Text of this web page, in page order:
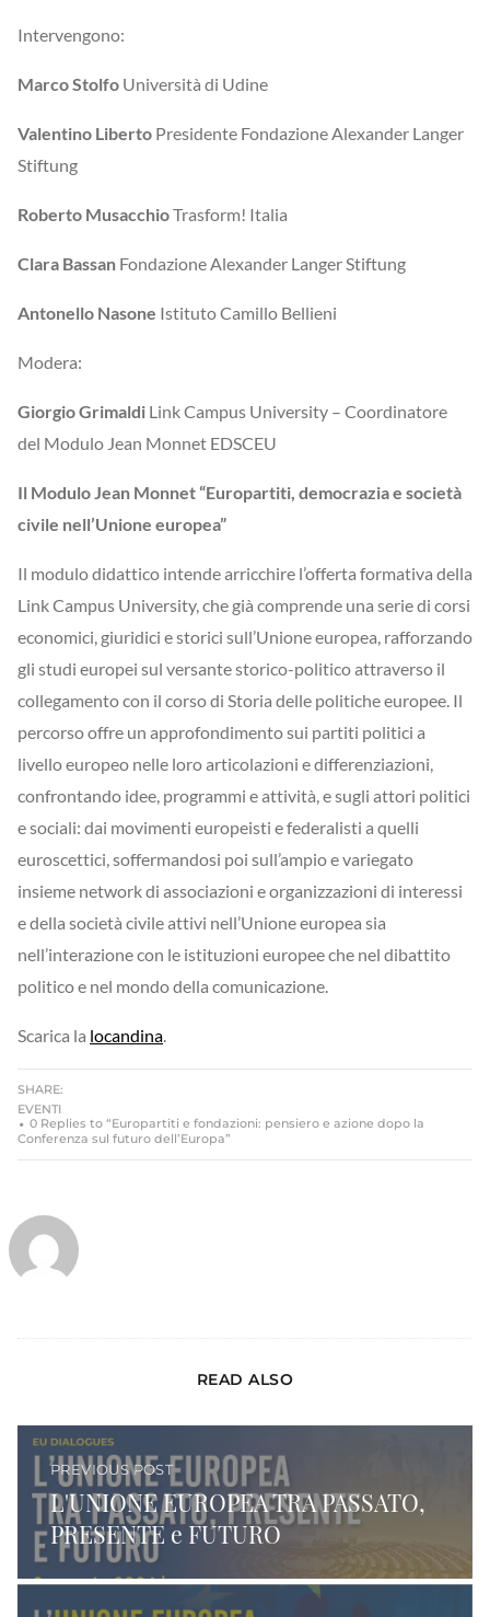
Intervengono:
Marco Stolfo Università di Udine
Valentino Liberto Presidente Fondazione Alexander Langer
Stiftung
Roberto MusacchioTrasform! Italia
Clara Bassan Fondazione Alexander Langer Stiftung
Antonello Nasone Istituto Camillo Bellieni
Modera:
Giorgio Grimaldi Link Campus University – Coordinatore
del Modulo Jean Monnet EDSCEU
Il Modulo Jean Monnet “Europartiti, democrazia e società
civile nell’Unione europea”
Il modulo didattico intende arricchire l’offerta formativa della
Link Campus University, che già comprende una serie di corsi
economici, giuridici e storici sull’Unione europea, rafforzando
gli studi europei sul versante storico-politico attraverso il
collegamento con il corso di Storia delle politiche europee. Il
percorso offre un approfondimento sui partiti politici a
livello europeo nelle loro articolazioni e differenziazioni,
confrontando idee, programmi e attività, e sugli attori politici
e sociali: dai movimenti europeisti e federalisti a quelli
euroscettici, soffermandosi poi sull’ampio e variegato
insieme network di associazioni e organizzazioni di interessi
e della società civile attivi nell’Unione europea sia
nell’interazione con le istituzioni europee che nel dibattito
politico e nel mondo della comunicazione.
Scarica la locandina.
SHARE:
EVENTI
0 Replies to “Europartiti e fondazioni: pensiero e azione dopo la
Conferenza sul futuro dell’Europa”
READ ALSO
PREVIOUS POST
L'UNIONE EUROPEA TRA PASSATO,
PRESENTE e FUTURO